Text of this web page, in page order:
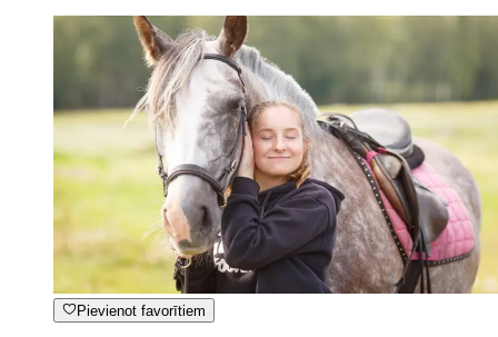
Pievienot favorītiem